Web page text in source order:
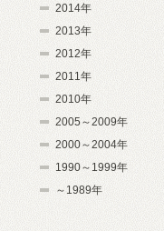
2014年
2013年
2012年
2011年
2010年
2005～2009年
2000～2004年
1990～1999年
～1989年